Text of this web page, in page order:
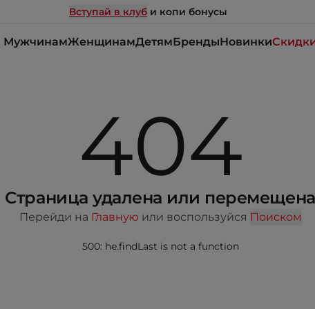
Вступай в клуб и копи бонусы
МужчинамЖенщинамДетямБрендыНовинки
404
Страница удалена или перемещена
Перейди на Главную или воспользуйся Поиском
500: he.findLast is not a function